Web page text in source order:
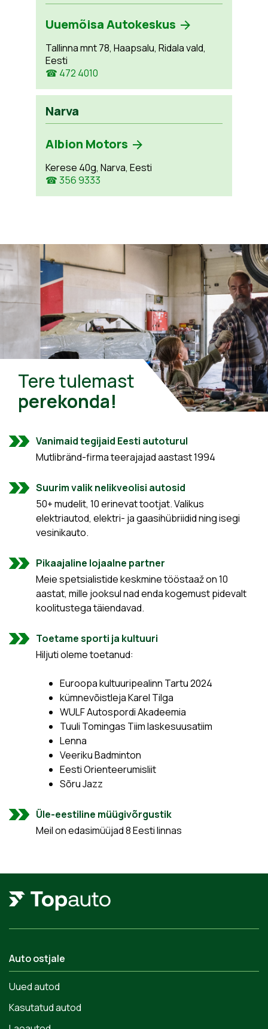
Uuemõisa Autokeskus
Tallinna mnt 78, Haapsalu, Ridala vald,
Eesti
☎ 472 4010
Narva
Albion Motors
Kerese 40g, Narva, Eesti
☎ 356 9333
Tere tulemast
perekonda!
Vanimaid tegijaid Eesti autoturul
Mutlibränd-firma teerajajad aastast 1994
Suurim valik nelikveolisi autosid
50+ mudelit, 10 erinevat tootjat. Valikus
elektriautod, elektri- ja gaasihübriidid ning isegi
vesinikauto.
Pikaajaline lojaalne partner
Meie spetsialistide keskmine tööstaaž on 10
aastat, mille jooksul nad enda kogemust pidevalt
koolitustega täiendavad.
Toetame sporti ja kultuuri
Hiljuti oleme toetanud:
Euroopa kultuuripealinn Tartu 2024
kümnevõistleja Karel Tilga
WULF Autospordi Akadeemia
Tuuli Tomingas Tiim laskesuusatiim
Lenna
Veeriku Badminton
Eesti Orienteerumisliit
Sõru Jazz
Üle-eestiline müügivõrgustik
Meil on edasimüüjad 8 Eesti linnas
Auto ostjale
Uued autod
Kasutatud autod